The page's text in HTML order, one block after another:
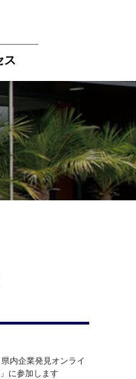
ス
内企業発見オンライ
に参加します